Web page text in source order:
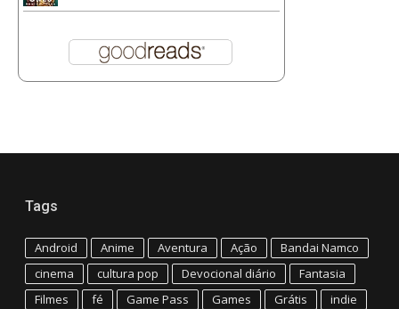
Tags
Android Anime Aventura Ação
Bandai Namco
cinema
cultura pop Devocional diário
Fantasia
Filmes
fé Game Pass Games Grátis
indie